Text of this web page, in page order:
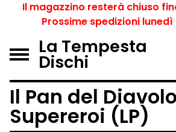
Il magazzino resterà chiuso
Prossime spedizioni
La Tempesta
Dischi
Il Pan del
Supereroi (LP)